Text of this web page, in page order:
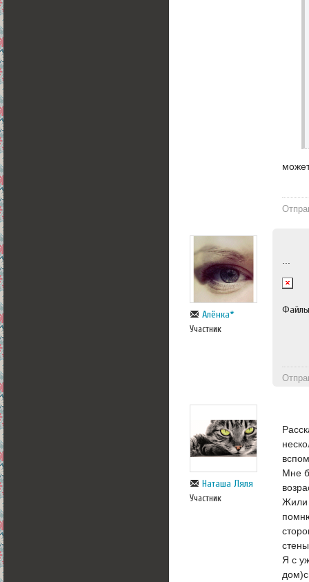
Алёнка*
Участник
Наташа Ляля
Участник
Мне
Жили
Я с